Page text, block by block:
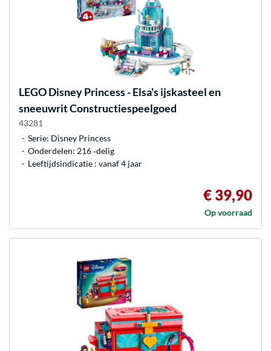
LEGODisney Princess - Elsa's ijskasteel en
sneeuwrit Constructiespeelgoed
43281
Serie: Disney Princess
Onderdelen: 216 ‐delig
Leeftijdsindicatie : vanaf 4 jaar
€ 39,90
Op voorraad